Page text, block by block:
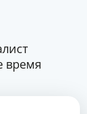
время